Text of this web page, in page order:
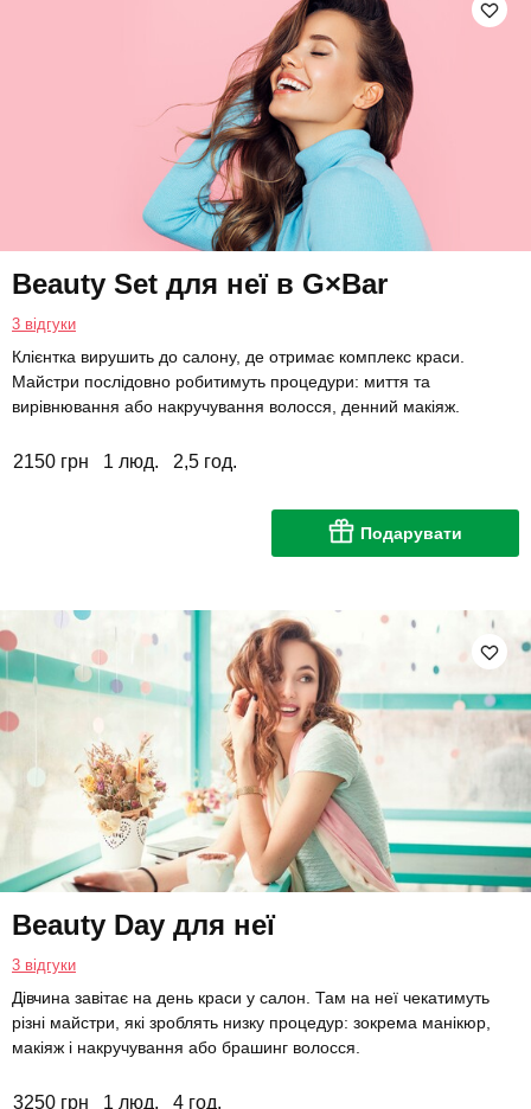
Beauty Set для неї в G×Bar
3 відгуки
Клієнтка вирушить до салону, де отримає комплекс краси.
Майстри послідовно робитимуть процедури: миття та
вирівнювання або накручування волосся, денний макіяж.
2150 грн 1 люд. 2,5 год.
Подарувати
Beauty Day для неї
3 відгуки
Дівчина завітає на день краси у салон. Там на неї чекатимуть
різні майстри, які зроблять низку процедур: зокрема манікюр,
макіяж і накручування або брашинг волосся.
3250 грн 1 люд. 4 год.